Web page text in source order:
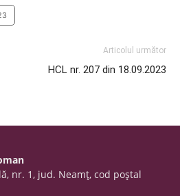
Articolul următor
HCL nr. 207 din 18.09.2023
nr. 1, jud. Neamţ, cod poştal